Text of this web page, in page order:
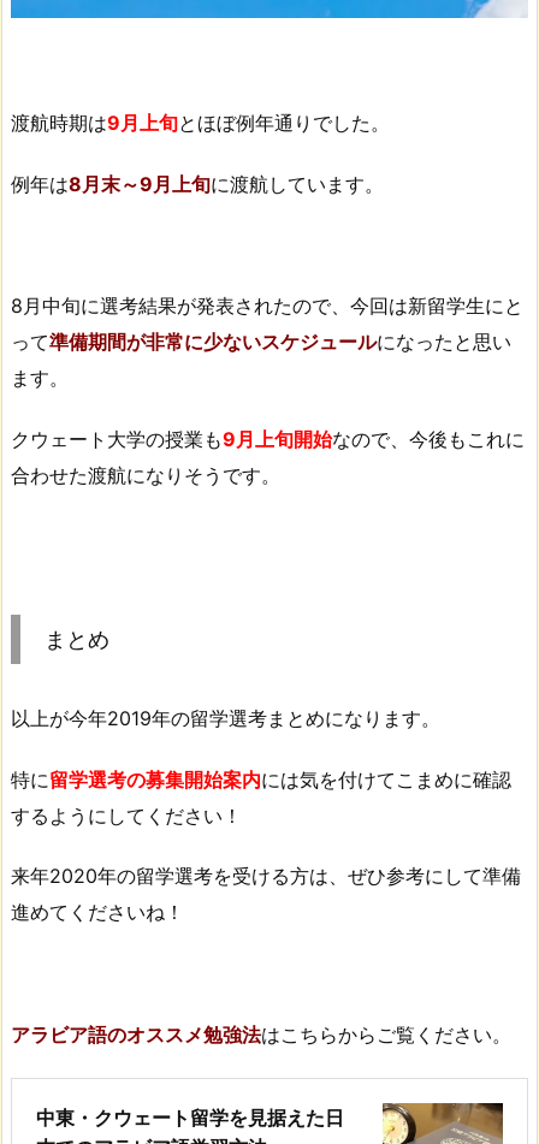
渡航時期は9月上旬とほぼ例年通りでした。
例年は8月末～9月上旬に渡航しています。
8月中旬に選考結果が発表されたので、今回は新留学生にと
って準備期間が非常に少ないスケジュールになったと思い
ます。
クウェート大学の授業も9月上旬開始なので、今後もこれに
合わせた渡航になりそうです。
まとめ
以上が今年2019年の留学選考まとめになります。
特に留学選考の募集開始案内には気を付けてこまめに確認
するようにしてください！
来年2020年の留学選考を受ける方は、ぜひ参考にして準備
進めてくださいね！
アラビア語のオススメ勉強法はこちらからご覧ください。
中東・クウェート留学を見据えた日